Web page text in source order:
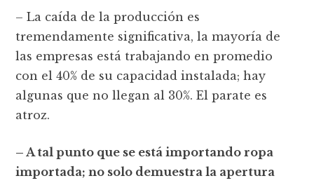
– La caída de la producción es
tremendamente significativa, la mayoría de
las empresas está trabajando en promedio
con el 40% de su capacidad instalada; hay
algunas que no llegan al 30%. El parate es
atroz.
– A tal punto que se está importando ropa
importada; no solo demuestra la apertura